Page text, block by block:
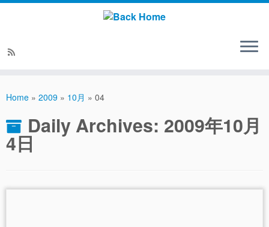
Home » 2009 » 10月 » 04
Daily Archives: 2009年10月
4日